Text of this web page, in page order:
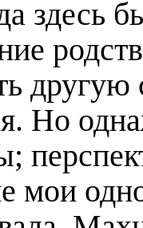
здесь
другую
Но
мои